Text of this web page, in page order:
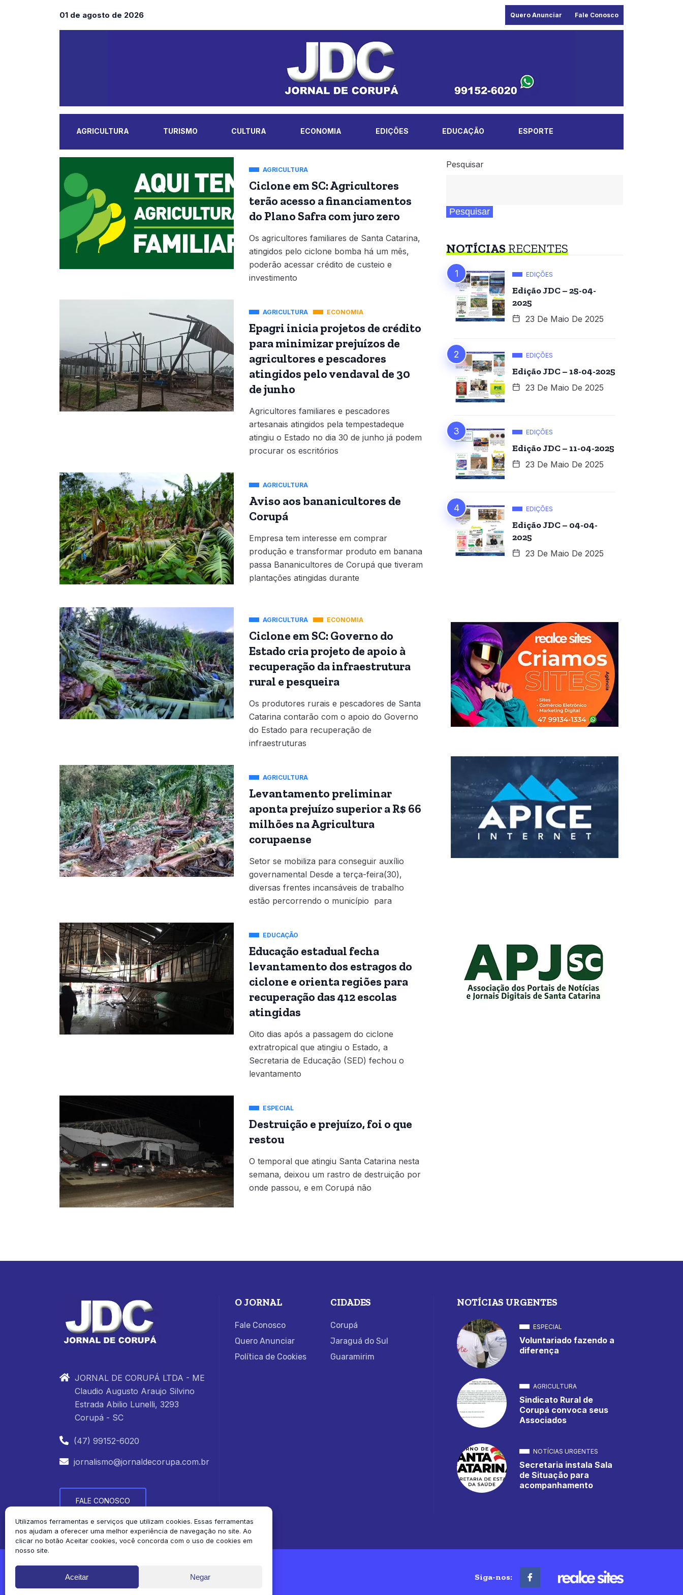
Utilizamos ferramentas e serviços que utilizam cookies. Essas ferramentas
nos ajudam a oferecer uma melhor experiência de navegação no site. Ao
clicar no botão Aceitar cookies, você concorda com o uso de cookies em
nosso site.
Aceitar Negar
01 de agosto de 2026 Quero Anunciar Fale Conosco
AGRICULTURA TURISMO CULTURA ECONOMIA EDIÇÕES EDUCAÇÃO ESPORTE
AGRICULTURA
Ciclone em SC: Agricultores
terão acesso a financiamentos
do Plano Safra com juro zero
Os agricultores familiares de Santa Catarina,
atingidos pelo ciclone bomba há um mês,
poderão acessar crédito de custeio e
investimento
AGRICULTURA ECONOMIA
Epagri inicia projetos de crédito
para minimizar prejuízos de
agricultores e pescadores
atingidos pelo vendaval de 30
de junho
Agricultores familiares e pescadores
artesanais atingidos pela tempestadeque
atingiu o Estado no dia 30 de junho já podem
procurar os escritórios
AGRICULTURA
Aviso aos bananicultores de
Corupá
Empresa tem interesse em comprar
produção e transformar produto em banana
passa Bananicultores de Corupá que tiveram
plantações atingidas durante
AGRICULTURA ECONOMIA
Ciclone em SC: Governo do
Estado cria projeto de apoio à
recuperação da infraestrutura
rural e pesqueira
Os produtores rurais e pescadores de Santa
Catarina contarão com o apoio do Governo
do Estado para recuperação de
infraestruturas
AGRICULTURA
Levantamento preliminar
aponta prejuízo superior a R$ 66
milhões na Agricultura
corupaense
Setor se mobiliza para conseguir auxílio
governamental Desde a terça-feira(30),
diversas frentes incansáveis de trabalho
estão percorrendo o município para
EDUCAÇÃO
Educação estadual fecha
levantamento dos estragos do
ciclone e orienta regiões para
recuperação das 412 escolas
atingidas
Oito dias após a passagem do ciclone
extratropical que atingiu o Estado, a
Secretaria de Educação (SED) fechou o
levantamento
ESPECIAL
Destruição e prejuízo, foi o que
restou
O temporal que atingiu Santa Catarina nesta
semana, deixou um rastro de destruição por
onde passou, e em Corupá não
Pesquisar
Pesquisar
NOTÍCIASRECENTES
EDIÇÕES
Edição JDC – 25-04-
2025
23 De Maio De 2025
EDIÇÕES
Edição JDC – 18-04-2025
23 De Maio De 2025
EDIÇÕES
Edição JDC – 11-04-2025
23 De Maio De 2025
EDIÇÕES
Edição JDC – 04-04-
2025
23 De Maio De 2025
JORNAL DE CORUPÁ LTDA - ME
Claudio Augusto Araujo Silvino
Estrada Abilio Lunelli, 3293
Corupá - SC
(47) 99152-6020
jornalismo@jornaldecorupa.com.br
FALE CONOSCO
O JORNAL
Fale Conosco
Quero Anunciar
Política de Cookies
CIDADES
Corupá
Jaraguá do Sul
Guaramirim
NOTÍCIAS URGENTES
ESPECIAL
Voluntariado fazendo a
diferença
AGRICULTURA
Sindicato Rural de
Corupá convoca seus
Associados
NOTÍCIAS URGENTES
Secretaria instala Sala
de Situação para
acompanhamento
2026 Jornal de Corupá. Todos os direitos reservados. Siga-nos: